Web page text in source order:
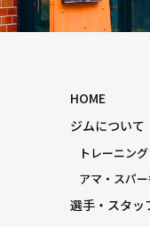
HOME
ジムについて
トレーニング
アマ・スパ
選手・スタッ